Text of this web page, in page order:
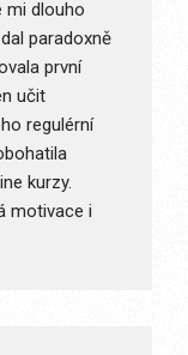
mi dlouho
paradoxně
první
učit
regulérní
kurzy.
motivace i